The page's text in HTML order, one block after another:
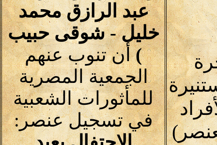
عبد الرازق محمد
خليل - شوقى حبيب
)أن تنوب عنهم
الجمعية المصرية
للمأثورات الشعبية
في تسجيل عنصر: